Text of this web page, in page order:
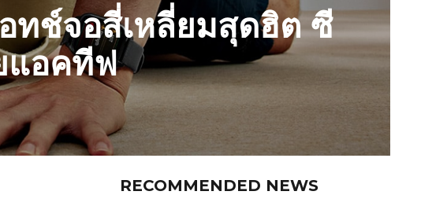
ทช์จอสี่เหลี่ยมสุดฮิต ซี
แอคทีฟ
RECOMMENDED NEWS